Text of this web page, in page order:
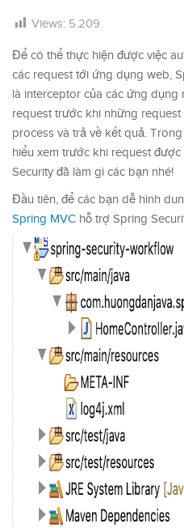
Views: 5.209
Để có thể thực hiện được việc
các request tới ứng dụng web,
là interceptor của các ứng dụng
request trước khi những
process và trả về kết quả.
hiểu xem trước khi request
Security đã làm gì các bạn nhé!
Đầu tiên, để các bạn dễ hình
Spring MVC hỗ trợ Spring